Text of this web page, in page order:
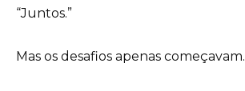
“Juntos.”
Mas os desafios apenas começavam.